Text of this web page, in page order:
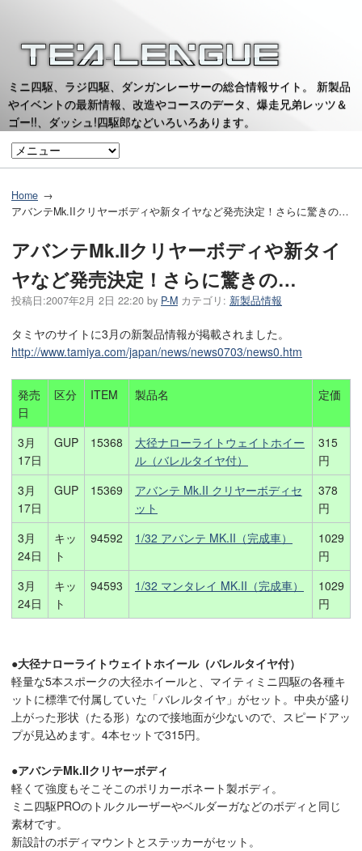
ミニ四駆、ラジ四駆、ダンガンレーサーの総合情報サイト。 新製品
やイベントの最新情報、改造やコースのデータ、爆走兄弟レッツ＆
ゴー!!、ダッシュ!四駆郎などいろいろあります。
Home
アバンテMk.IIクリヤーボディや新タイヤなど発売決定！さらに驚きの…
アバンテMk.IIクリヤーボディや新タイ
ヤなど発売決定！さらに驚きの…
投稿日:2007年2月 2日 22:20 by P-M カテゴリ: 新製品情報
タミヤのサイトに3月の新製品情報が掲載されました。
http://www.tamiya.com/japan/news/news0703/news0.htm
発売
日
区分 ITEM 製品名 定価
3月
17日
GUP 15368
大径ナローライトウェイトホイー
ル（バレルタイヤ付）
315
円
3月
17日
GUP 15369
アバンテ Mk.II クリヤーボディセ
ット
378
円
3月
24日
キッ
ト
94592 1/32 アバンテ MK.II（完成車）
1029
円
3月
24日
キッ
ト
94593 1/32 マンタレイ MK.II（完成車）
1029
円
●大径ナローライトウェイトホイール（バレルタイヤ付）
軽量な5本スポークの大径ホイールと、マイティミニ四駆の各種キ
ットに標準で付属していた「バレルタイヤ」がセット。中央が盛り
上がった形状（たる形）なので接地面が少ないので、スピードアッ
プが見込めます。4本セットで315円。
●アバンテMk.IIクリヤーボディ
軽くて強度もそこそこのポリカーボネート製ボディ。
ミニ四駆PROのトルクルーザーやベルダーガなどのボディと同じ
素材です。
新設計のボディマウントとステッカーがセット。